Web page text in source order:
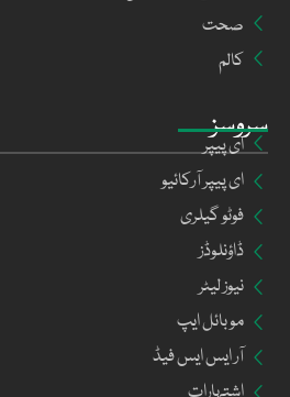
سروسز
ای پیپر
ای پیپر آرکائیو
فوٹو گیلری
ڈاؤنلوڈز
نیوز لیٹر
موبائل ایپ
آر ایس ایس فیڈ
صحت
کالم